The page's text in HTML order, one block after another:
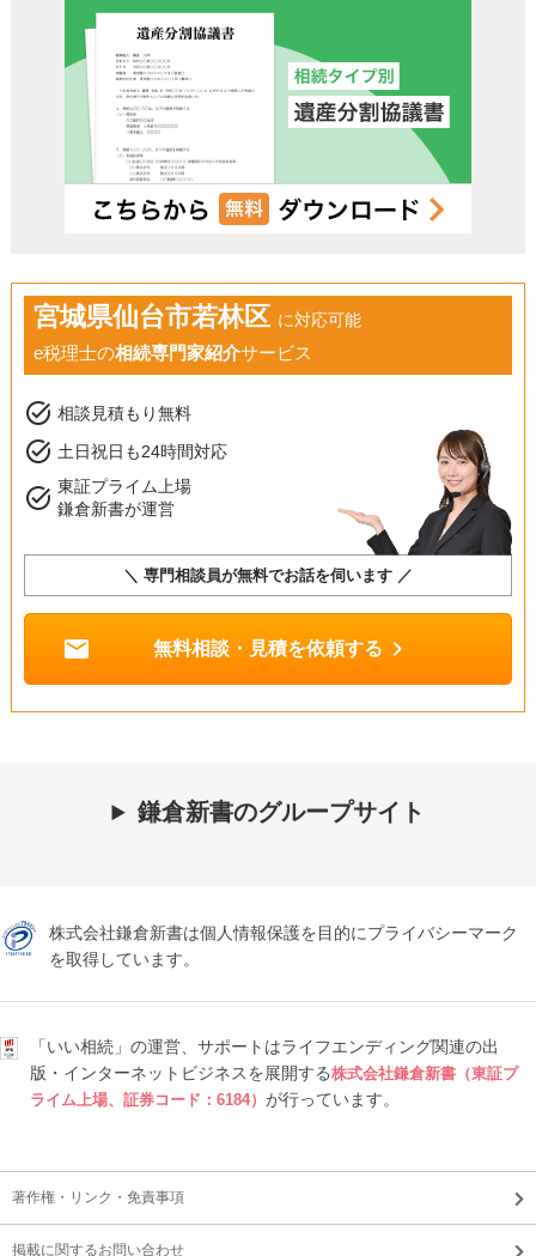
宮城県仙台市若林区 に対応可能
e税理士の相続専門家紹介サービス
task_alt 相談見積もり無料
task_alt 土日祝日も24時間対応
task_alt 東証プライム上場
鎌倉新書が運営
＼ 専門相談員が無料でお話を伺います ／
mail 無料相談・見積を依頼する chevron_right
鎌倉新書のグループサイト
株式会社鎌倉新書は個人情報保護を目的にプライバシーマーク
を取得しています。
「いい相続」の運営、サポートはライフエンディング関連の出
版・インターネットビジネスを展開する株式会社鎌倉新書（東証プ
ライム上場、証券コード：6184） が行っています。
著作権・リンク・免責事項
掲載に関するお問い合わせ